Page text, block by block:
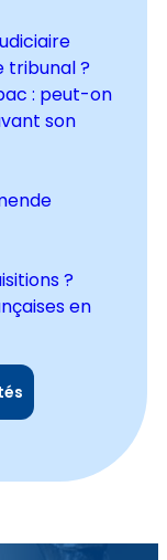
tribunal ?
: peut-on
son
?
en